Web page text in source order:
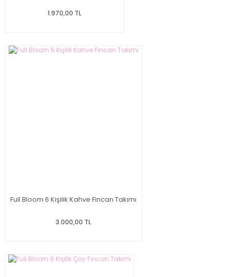
1.970,00 TL
Full Bloom 6 Kişilik Kahve Fincan Takımı
3.000,00 TL